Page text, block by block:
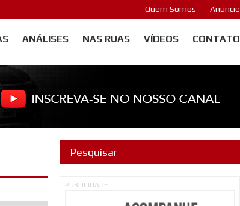
Quem Somos Anuncie
ANÁLISES NAS RUAS VÍDEOS CONTATO
PUBLICIDADE